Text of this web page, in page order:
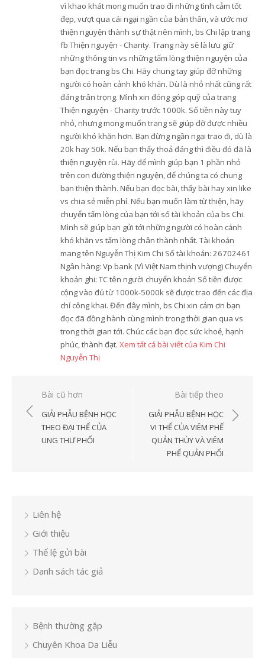
vì khao khát mong muốn trao đi những tình cảm tốt
đẹp, vượt qua cái ngại ngần của bản thân, và ước mơ
thiện nguyện thành sự thật nên mình, bs Chi lập trang
fb Thiện nguyện - Charity. Trang này sẽ là lưu giữ
những thông tin vs những tấm lòng thiện nguyện của
bạn đọc trang bs Chi. Hãy chung tay giúp đỡ những
người có hoàn cảnh khó khăn. Dù là nhỏ nhất cũng rất
đáng trân trọng. Mình xin đóng góp quỹ của trang
Thiện nguyện - Charity trước 1000k. Số tiền này tuy
nhỏ, nhưng mong muốn trang sẽ giúp đỡ được nhiều
người khó khăn hơn. Bạn đừng ngần ngại trao đi, dù là
20k hay 50k. Nếu bạn thấy thoả đáng thì điều đó đã là
thiện nguyện rùi. Hãy để mình giúp bạn 1 phần nhỏ
trên con đường thiện nguyện, để chúng ta có chung
bạn thiện thành. Nếu bạn đọc bài, thấy bài hay xin like
vs chia sẻ miễn phí. Nếu bạn muốn làm từ thiện, hãy
chuyển tấm lòng của bạn tới số tài khoản của bs Chi.
Mình sẽ giúp bạn gửi tới những người có hoàn cảnh
khó khăn vs tấm lòng chân thành nhất. Tài khoản
mang tên Nguyễn Thị Kim Chi Số tài khoản: 26702461
Ngân hàng: Vp bank (Vì Việt Nam thịnh vượng) Chuyển
khoản ghi: TC tên người chuyển khoản Số tiền được
cộng vào đủ từ 1000k-5000k sẽ được trao đến các địa
chỉ công khai. Đến đây mình, bs Chi xin cảm ơn bạn
đọc đã đồng hành cùng mình trong thời gian qua vs
trong thời gian tới. Chúc các bạn đọc sức khoẻ, hạnh
phúc, thành đạt. Xem tất cả bài viết của Kim Chi
Nguyễn Thị
Điều
hướng
viết
Bài cũ hơn
GIẢI PHẪU BỆNH HỌC
THEO ĐẠI THỂ CỦA
UNG THƯ PHỔI
Bài tiếp theo
GIẢI PHẪU BỆNH HỌC
VI THỂ CỦA VIÊM PHẾ
QUẢN THÙY VÀ VIÊM
PHẾ QUẢN PHỔI
Liên hệ
Giới thiệu
Thể lệ gửi bài
Danh sách tác giả
Bệnh thường gặp
Chuyên Khoa Da Liễu